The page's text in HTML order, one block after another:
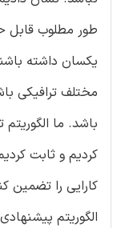
طور مطلوب قابل
یکسان داشته
کردیم و ثابت
کارایی را تضمین
الگوریتم